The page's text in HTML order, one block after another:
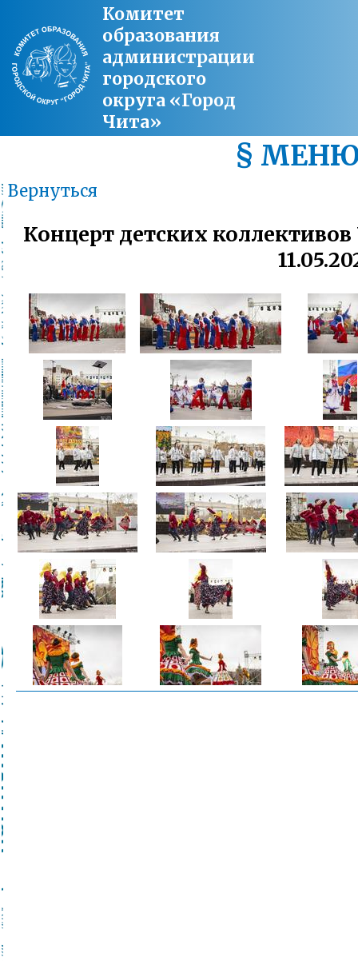
Комитет
образования
администрации
городского
округа «Город
Чита»
§
Вернуться
Концерт детских